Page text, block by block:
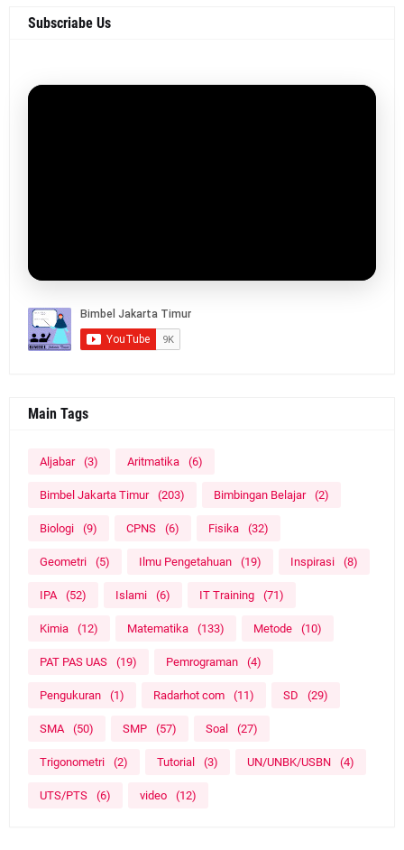
Subscriabe Us
Main Tags
Aljabar (3) Aritmatika (6)
Bimbel Jakarta Timur (203) Bimbingan Belajar (2)
Biologi (9) CPNS (6) Fisika (32)
Geometri (5) Ilmu Pengetahuan (19) Inspirasi (8)
IPA (52) Islami (6) IT Training (71)
Kimia (12) Matematika (133) Metode (10)
PAT PAS UAS (19) Pemrograman (4)
Pengukuran (1) Radarhot com (11) SD (29)
SMA (50) SMP (57) Soal (27)
Trigonometri (2) Tutorial (3) UN/UNBK/USBN (4)
UTS/PTS (6) video (12)